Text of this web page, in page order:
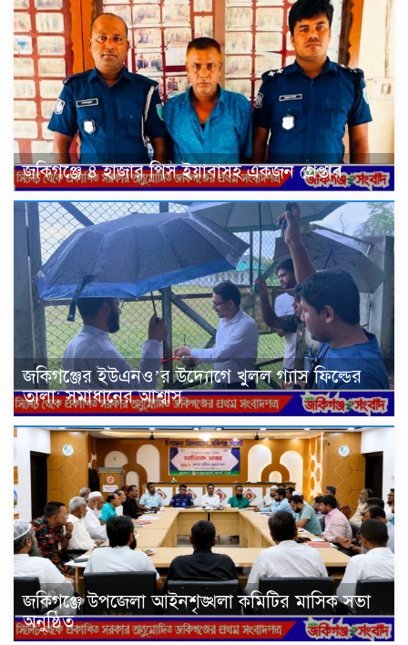
জকিগঞ্জে ৪ হাজার পিস ইয়াবাসহ একজন গ্রেপ্তার
জকিগঞ্জের ইউএনও’র উদ্যোগে খুলল গ্যাস ফিল্ডের
তালা: সমাধানের আশ্বাস
জকিগঞ্জে উপজেলা আইনশৃঙ্খলা কমিটির মাসিক সভা
অনুষ্ঠিত